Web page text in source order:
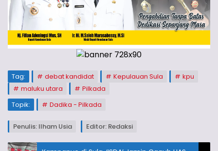
Tag: debat kandidat Kepulauan Sula
kpu
maluku utara
Pilkada
Topik:
Dadika - Pilkada
Penulis: Ilham Usia Editor: Redaksi